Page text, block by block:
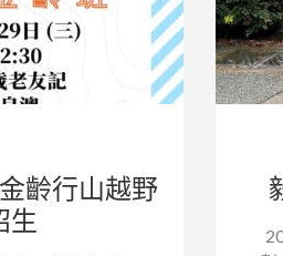
齡行山越野
生